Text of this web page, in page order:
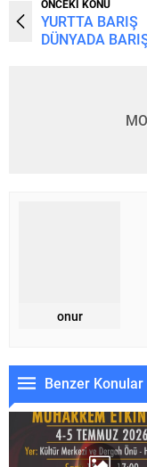
ÖNCEKİ KONU
YURTTA BARIŞ
DÜNYADA
onur
Benzer Konular